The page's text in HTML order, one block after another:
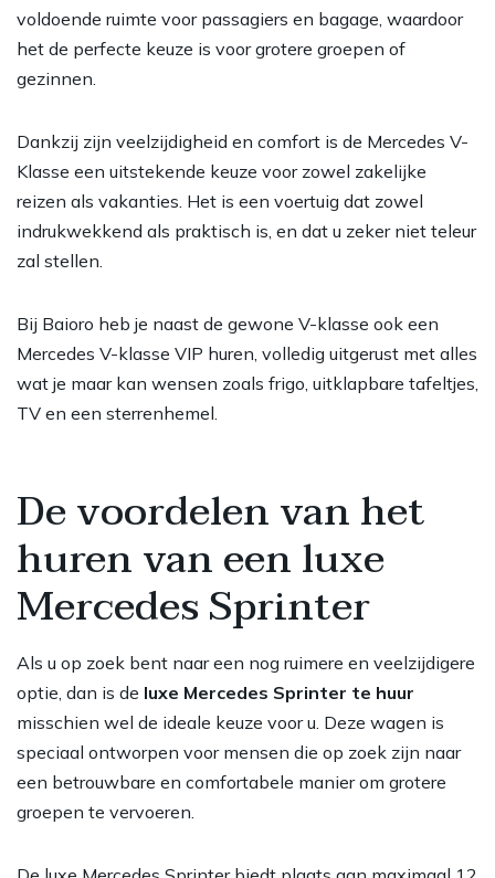
voldoende ruimte voor passagiers en bagage, waardoor
het de perfecte keuze is voor grotere groepen of
gezinnen.
Dankzij zijn veelzijdigheid en comfort is de Mercedes V-
Klasse een uitstekende keuze voor zowel zakelijke
reizen als vakanties. Het is een voertuig dat zowel
indrukwekkend als praktisch is, en dat u zeker niet teleur
zal stellen.
Bij Baioro heb je naast de gewone V-klasse ook een
Mercedes V-klasse VIP huren , volledig uitgerust met alles
wat je maar kan wensen zoals frigo, uitklapbare tafeltjes,
TV en een sterrenhemel.
De voordelen van het
huren van een luxe
Mercedes Sprinter
Als u op zoek bent naar een nog ruimere en veelzijdigere
optie, dan is de luxe Mercedes Sprinter te huur
misschien wel de ideale keuze voor u. Deze wagen is
speciaal ontworpen voor mensen die op zoek zijn naar
een betrouwbare en comfortabele manier om grotere
groepen te vervoeren.